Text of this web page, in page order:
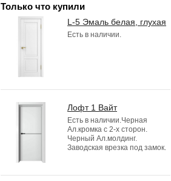
Только что купили
L-5 Эмаль белая, глухая
Есть в наличии.
Лофт 1 Вайт
Есть в наличии.Черная
Ал.кромка с 2-х сторон.
Черный Ал.молдинг.
Заводская врезка под замок.